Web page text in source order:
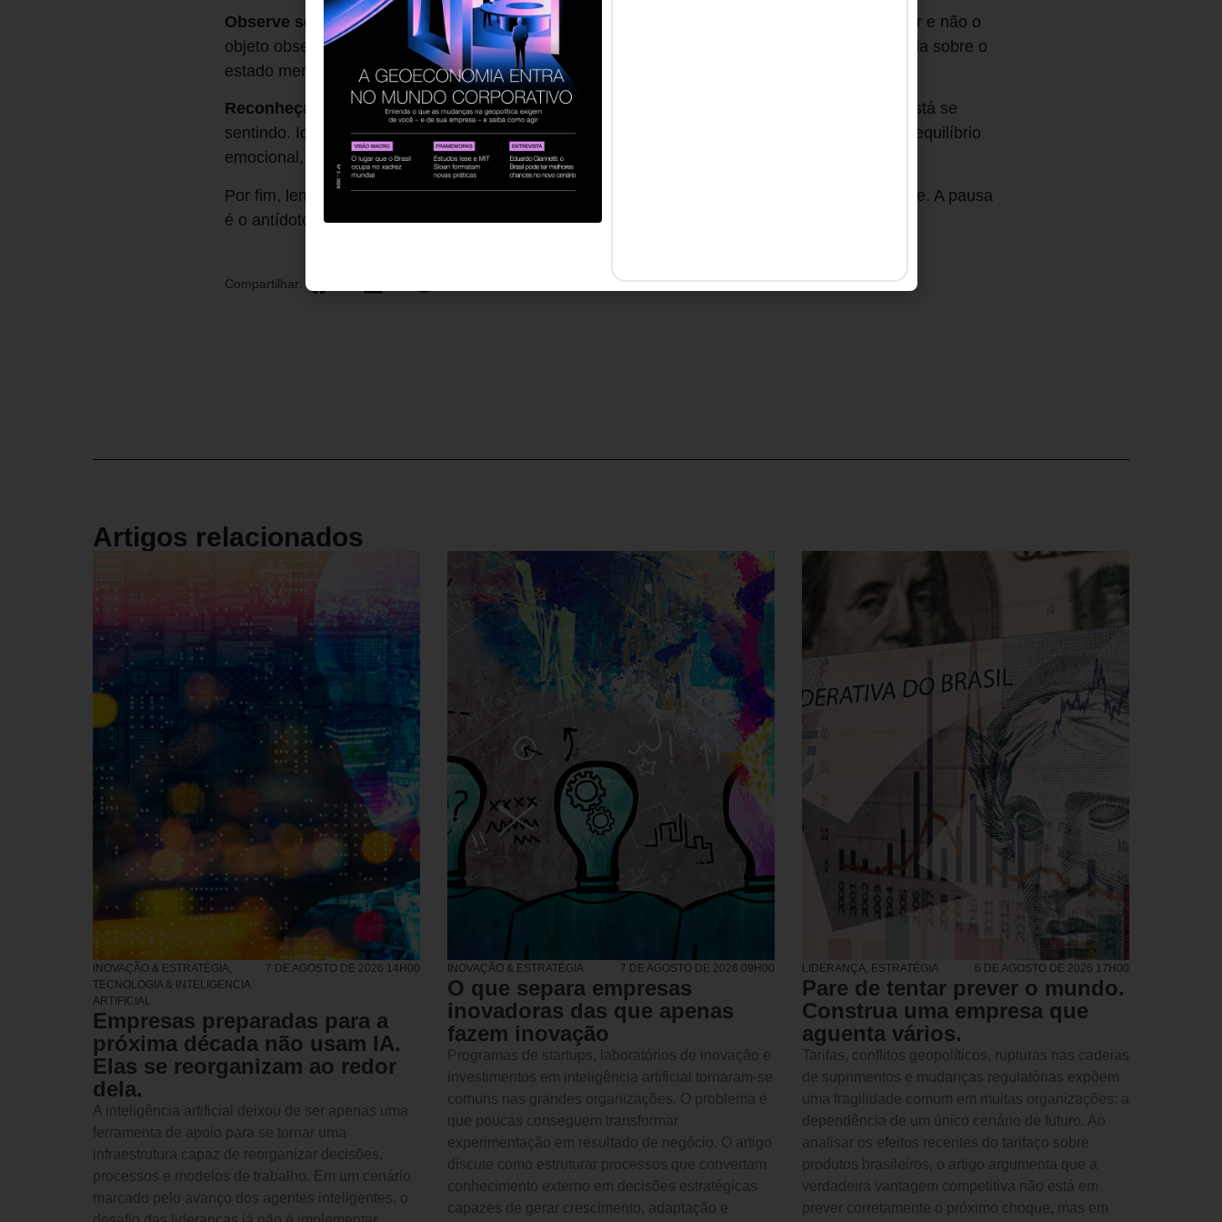
Observe seus pensamentos – ao perceber um pensamento, lembre-se que você é observador e não o
objeto observado (ou seja, você não é o seu pensamento). Esse distanciamento traz consciência sobre o
estado mental e evita que decisões sejam guiadas apenas por impulsos.
Reconheça seus sentimentos– depois que prestar atenção no pensamento, observe como está se
sentindo. Identificar emoções como raiva ou tristeza, sem se deixar dominar por elas, amplia o equilíbrio
emocional, mesmo em situações desafiadoras.
Por fim, lembre-se: não é porque eu penso ou sinto algo que isso necessariamente seja verdade. A pausa
é o antídoto que permite ao líder responder com clareza, em vez de reagir no automático.
Compartilhar:
Artigos relacionados
INOVAÇÃO & ESTRATÉGIA,
TECNOLOGIA & INTELIGENCIA
ARTIFICIAL
7 DE AGOSTO DE 2026 14H00
Empresas preparadas para a
próxima década não usam IA.
Elas se reorganizam ao redor
dela.
A inteligência artificial deixou de ser apenas uma
ferramenta de apoio para se tornar uma
infraestrutura capaz de reorganizar decisões,
processos e modelos de trabalho. Em um cenário
marcado pelo avanço dos agentes inteligentes, o
INOVAÇÃO & ESTRATÉGIA 7 DE AGOSTO DE 2026 09H00
O que separa empresas
inovadoras das que apenas
fazem inovação
Programas de startups, laboratórios de inovação e
investimentos em inteligência artificial tornaram-se
comuns nas grandes organizações. O problema é
que poucas conseguem transformar
experimentação em resultado de negócio. O artigo
discute como estruturar processos que convertam
conhecimento externo em decisões estratégicas
capazes de gerar crescimento, adaptação e
LIDERANÇA, ESTRATÉGIA 6 DE AGOSTO DE 2026 17H00
Pare de tentar prever o mundo.
Construa uma empresa que
aguenta vários.
Tarifas, conflitos geopolíticos, rupturas nas cadeias
de suprimentos e mudanças regulatórias expõem
uma fragilidade comum em muitas organizações: a
dependência de um único cenário de futuro. Ao
analisar os efeitos recentes do tarifaço sobre
produtos brasileiros, o artigo argumenta que a
verdadeira vantagem competitiva não está em
prever corretamente o próximo choque, mas em